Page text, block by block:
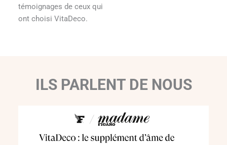
témoignages de ceux qui
ont choisi VitaDeco.
ILS PARLENT DE NOUS